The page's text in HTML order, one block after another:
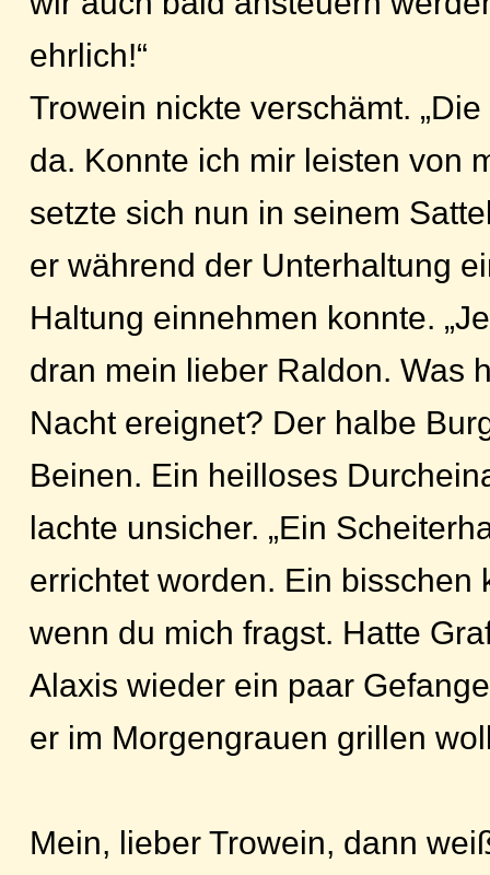
ehrlich!“
Trowein nickte verschämt.
da. Konnte ich mir leisten von
setzte sich nun in seinem
er während der Unterhaltung
Haltung einnehmen konnte.
dran mein lieber Raldon. Was
Nacht ereignet? Der halbe
Beinen. Ein heilloses
lachte unsicher. „Ein
errichtet worden. Ein bisschen
wenn du mich fragst. Hatte
Alaxis wieder ein paar
er im Morgengrauen grillen
Mein, lieber Trowein, dann